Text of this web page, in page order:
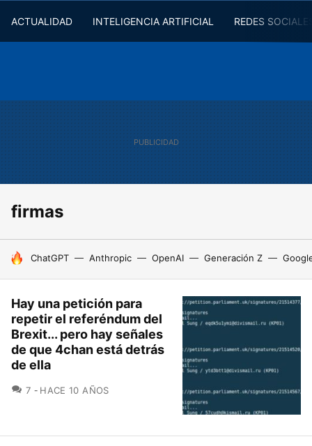
ACTUALIDAD INTELIGENCIA ARTIFICIAL REDES
firmas
HOY SE HABLA DE
ChatGPT Anthropic OpenAI Generación Z
Hay una petición para
repetir el referéndum del
Brexit... pero hay señales
de que 4chan está detrás
de ella
7 COMENTARIOS
HACE 10 AÑOS